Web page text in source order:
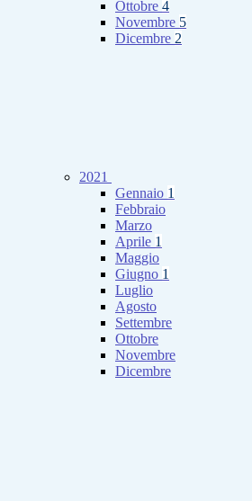
Ottobre 4
Novembre 5
Dicembre 2
2021
Gennaio 1
Febbraio
Marzo
Aprile 1
Maggio
Giugno 1
Luglio
Agosto
Settembre
Ottobre
Novembre
Dicembre